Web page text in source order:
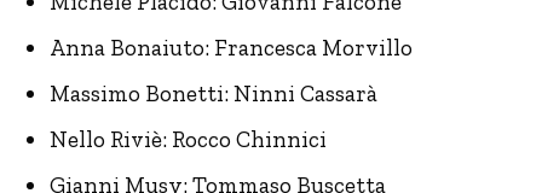
Anna Bonaiuto: Francesca Morvillo
Massimo Bonetti: Ninni Cassarà
Nello Riviè: Rocco Chinnici
Gianni Musy: Tommaso Buscetta